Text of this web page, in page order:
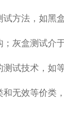
试方法，如黑
灰盒测试介于
测试技术，如
无效等价类